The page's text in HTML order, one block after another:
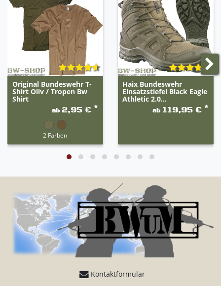
Original Bundeswehr T-
Shirt Oliv / Tropen Bw
Shirt
ab 2,95 € *
2 Farben
Haix Bundeswehr
Einsatzstiefel Black Eagle
Athletic 2.0...
ab 119,95 € *
Kontaktformular